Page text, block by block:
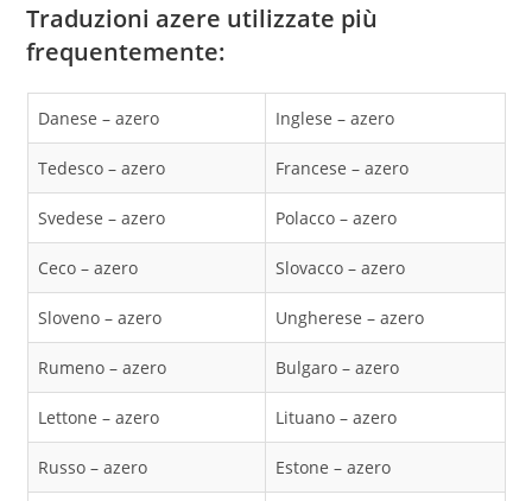
Traduzioni azere utilizzate più
frequentemente:
Danese – azero Inglese – azero
Tedesco – azero Francese – azero
Svedese – azero Polacco – azero
Ceco – azero Slovacco – azero
Sloveno – azero Ungherese – azero
Rumeno – azero Bulgaro – azero
Lettone – azero Lituano – azero
Russo – azero Estone – azero